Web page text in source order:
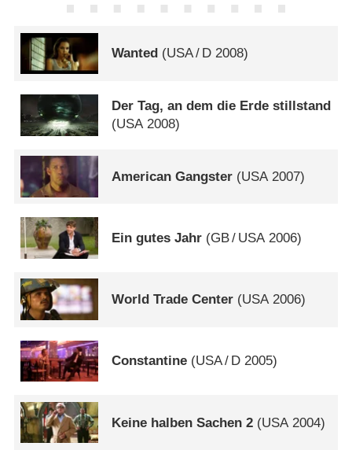
Wanted (USA/ D 2008)
Der Tag, an dem die Erde stillstand
(USA2008)
American Gangster (USA2007)
Ein gutes Jahr (GB/ USA2006)
World Trade Center (USA2006)
Constantine (USA/ D 2005)
Keine halben Sachen 2 (USA 2004)